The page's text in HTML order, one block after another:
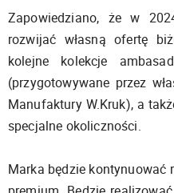
Zapowiedziano, że w
rozwijać własną ofertę
kolejne kolekcje
(przygotowywane przez
Manufaktury W.Kruk), a
specjalne okoliczności.
Marka będzie kontynuować